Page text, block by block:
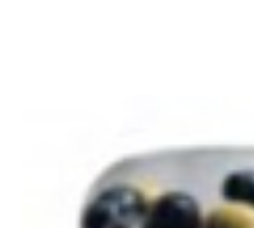
Сиропы, основы, напитки
Все для гостиниц